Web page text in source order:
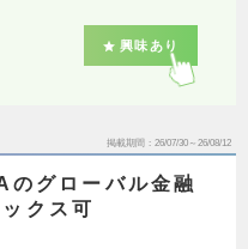
興味あり
掲載期間 26/07/30～26/08/12
のグローバル金融
クス可